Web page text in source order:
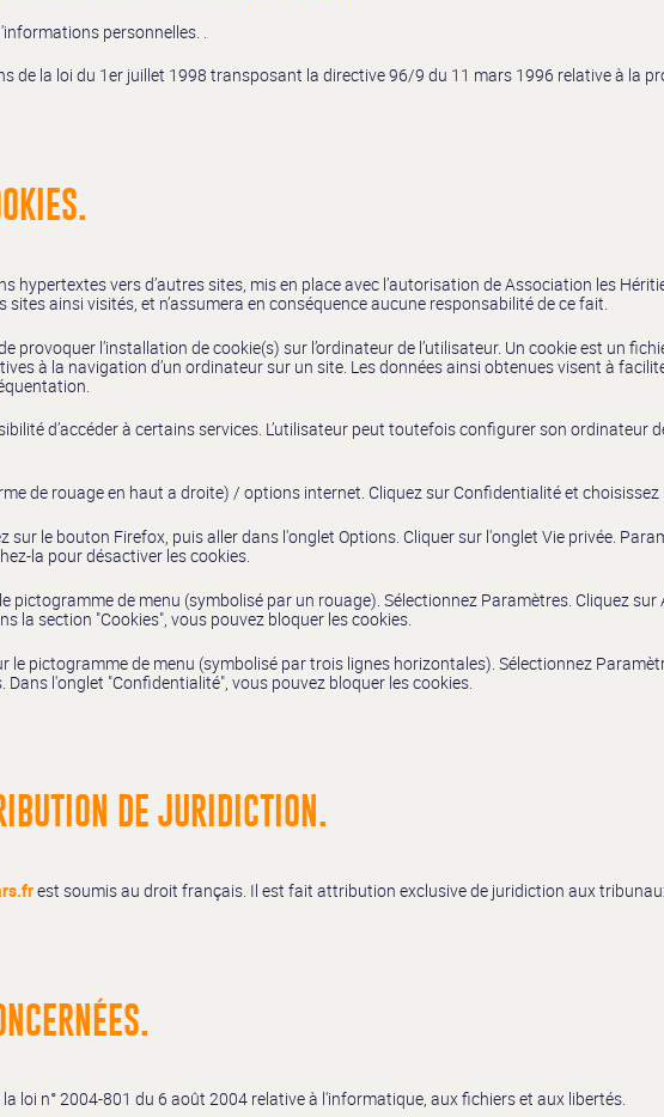
personnelles. .
de la loi du 1er juillet 1998 transposant la directive 96/9 du 11 mars 1996 relative à la
hypertextes vers d’autres sites, mis en place avec l’autorisation de Association les
ainsi visités, et n’assumera en conséquence aucune responsabilité de ce fait.
provoquer l’installation de cookie(s) sur l’ordinateur de l’utilisateur. Un cookie est un
à la navigation d’un ordinateur sur un site. Les données ainsi obtenues visent à
d’accéder à certains services. L’utilisateur peut toutefois configurer son ordinateur
de rouage en haut a droite) / options internet. Cliquez sur Confidentialité et choisissez
le bouton Firefox, puis aller dans l'onglet Options. Cliquer sur l'onglet Vie privée.
la pour désactiver les cookies.
pictogramme de menu (symbolisé par un rouage). Sélectionnez Paramètres. Cliquez
la section "Cookies", vous pouvez bloquer les cookies.
le pictogramme de menu (symbolisé par trois lignes horizontales). Sélectionnez
l'onglet "Confidentialité", vous pouvez bloquer les cookies.
DE JURIDICTION.
est soumis au droit français. Il est fait attribution exclusive de juridiction aux
loi n° 2004-801 du 6 août 2004 relative à l'informatique, aux fichiers et aux libertés.